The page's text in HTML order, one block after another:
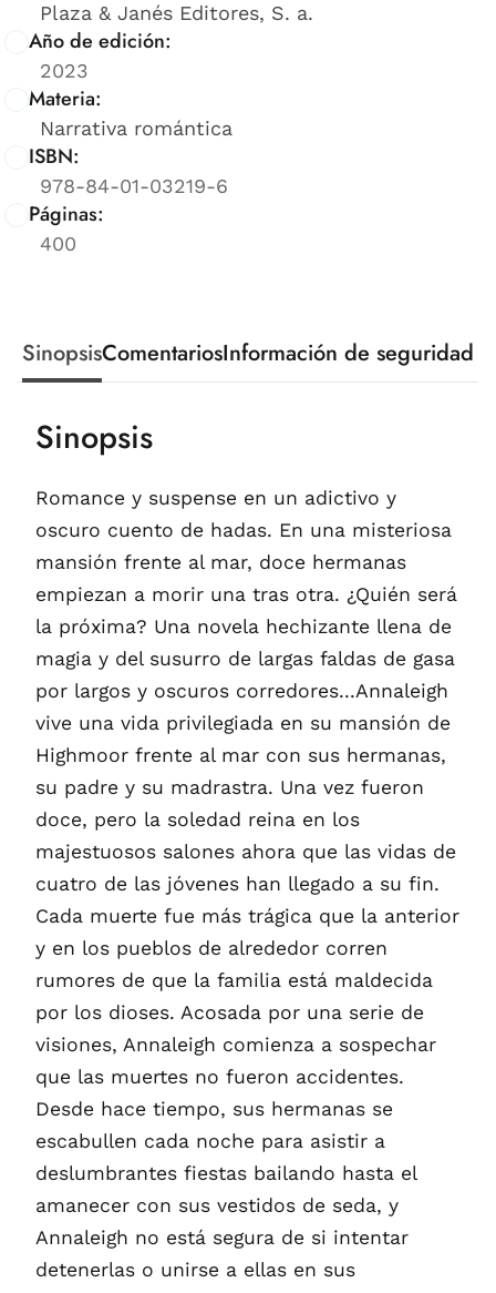
Plaza & Janés Editores, S. a.
Año de edición:
2023
Materia:
Narrativa romántica
ISBN:
978-84-01-03219-6
Páginas:
400
SinopsisComentariosInformación de seguridad
Sinopsis
Romance y suspense en un adictivo y
oscuro cuento de hadas. En una misteriosa
mansión frente al mar, doce hermanas
empiezan a morir una tras otra. ¿Quién será
la próxima? Una novela hechizante llena de
magia y del susurro de largas faldas de gasa
por largos y oscuros corredores...Annaleigh
vive una vida privilegiada en su mansión de
Highmoor frente al mar con sus hermanas,
su padre y su madrastra. Una vez fueron
doce, pero la soledad reina en los
majestuosos salones ahora que las vidas de
cuatro de las jóvenes han llegado a su fin.
Cada muerte fue más trágica que la anterior
y en los pueblos de alrededor corren
rumores de que la familia está maldecida
por los dioses. Acosada por una serie de
visiones, Annaleigh comienza a sospechar
que las muertes no fueron accidentes.
Desde hace tiempo, sus hermanas se
escabullen cada noche para asistir a
deslumbrantes fiestas bailando hasta el
amanecer con sus vestidos de seda, y
Annaleigh no está segura de si intentar
detenerlas o unirse a ellas en sus